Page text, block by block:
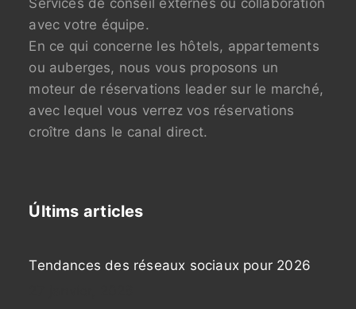
avec votre équipe.
En ce qui concerne les hôtels, appartements
ou auberges, nous vous proposons un
moteur de réservations leader sur le marché,
avec lequel vous verrez vos réservations
croître dans le canal direct.
Últims articles
Tendances des réseaux sociaux pour 2026